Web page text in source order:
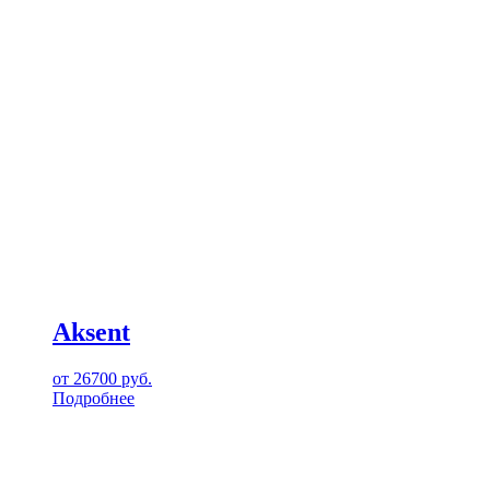
Aksent
от 26700 руб.
Подробнее